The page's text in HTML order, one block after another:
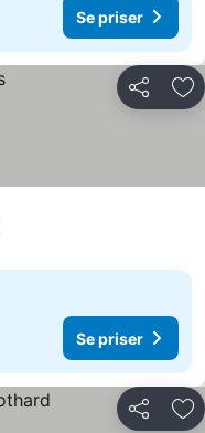
Se priser
Del
Se priser
Del